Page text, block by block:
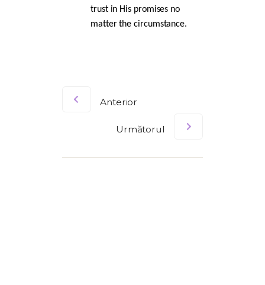
trust in His promises no
matter the circumstance.
Anterior
Următorul